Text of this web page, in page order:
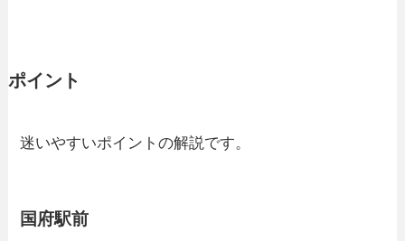
ポイント
迷いやすいポイントの解説です。
国府駅前